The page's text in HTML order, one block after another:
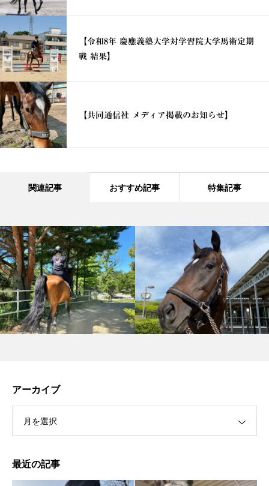
【令和8年 慶應義塾大学対学習院大学馬術定期
戦 結果】
【共同通信社 メディア掲載のお知らせ】
関連記事 おすすめ記事 特集記事
アーカイブ
月を選択
最近の記事